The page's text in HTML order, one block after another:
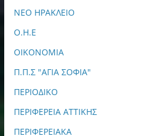
ΝΕΟ ΗΡΑΚΛΕΙΟ
Ο.Η.Ε
ΟΙΚΟΝΟΜΙΑ
Π.Π.Σ "ΑΓΙΑ ΣΟΦΙΑ"
ΠΕΡΙΟΔΙΚΟ
ΠΕΡΙΦΕΡΕΙΑ ΑΤΤΙΚΗΣ
ΠΕΡΙΦΕΡΕΙΑΚΑ